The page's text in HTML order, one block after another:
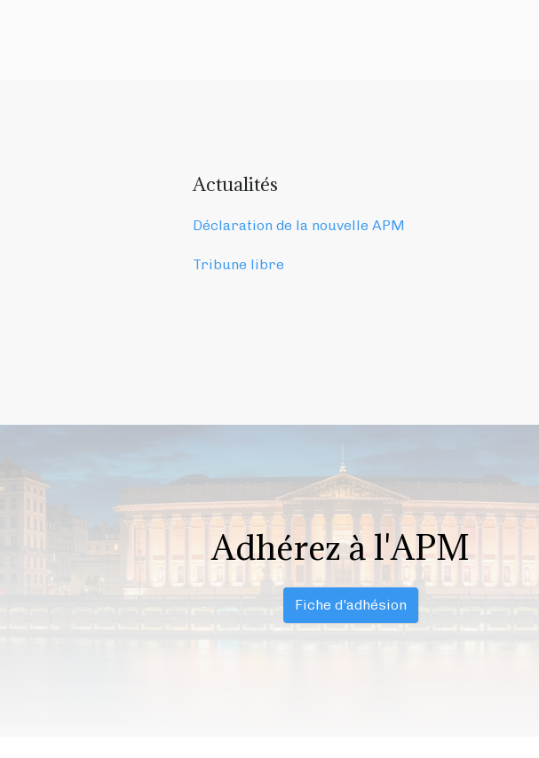
Actualités
Déclaration de la nouvelle APM
Tribune libre
Adhérez à l'APM
Fiche d'adhésion